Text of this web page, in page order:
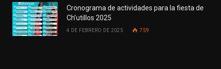
Cronograma de actividades para la fiesta de
Ch’utillos 2025
4 DE FEBRERO DE 2025 759